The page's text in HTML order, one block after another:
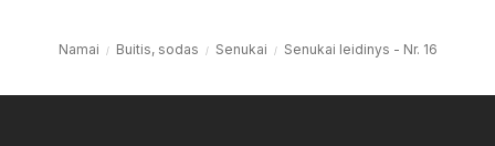
Namai Buitis, sodas Senukai Senukai leidinys - Nr. 16